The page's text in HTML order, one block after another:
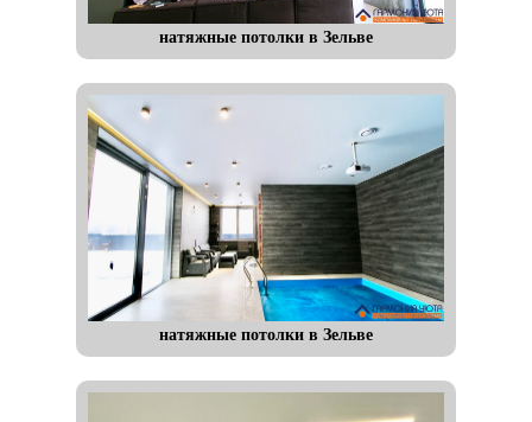
натяжные потолки в Зельве
натяжные потолки в Зельве